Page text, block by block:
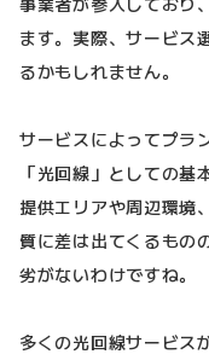
ます。実際、サービス
るかもしれません。
サービスによってプラ
「光回線」としての基
提供エリアや周辺環境
質に差は出てくるもの
劣がないわけですね。
多くの光回線サービス